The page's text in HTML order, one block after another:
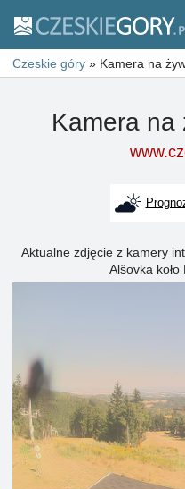
Czeskie góry » Kamera na
Kamera na
Aktualne zdjęcie z kamery
Alšovka